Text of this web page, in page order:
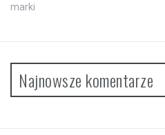
marki
Najnowsze komentarze